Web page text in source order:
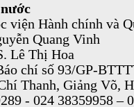
viện Hành chính và
Quang Vinh
Lê Thị Hoa
chí số 93/GP-
Thanh, Giảng Võ,
- 024 38359958 –